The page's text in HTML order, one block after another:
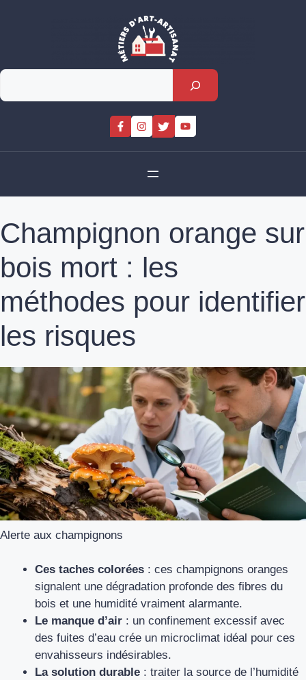
Rechercher
Champignon orange sur
bois mort : les
méthodes pour identifier
les risques
Alerte aux champignons
Ces taches colorées : ces champignons oranges
signalent une dégradation profonde des fibres du
bois et une humidité vraiment alarmante.
Le manque d’air : un confinement excessif avec
des fuites d’eau crée un microclimat idéal pour ces
envahisseurs indésirables.
La solution durable : traiter la source de l’humidité